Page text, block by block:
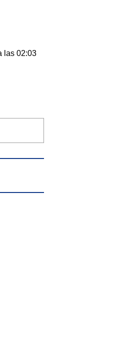
las 02:03